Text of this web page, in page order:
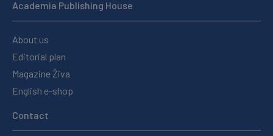
Academia Publishing House
About us
Editorial plan
Magazine Živa
English e-shop
Contact